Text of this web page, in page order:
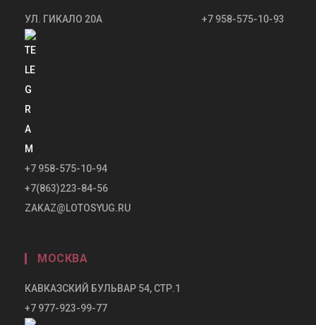
УЛ. ГИКАЛО 20А +7 958-575-10-93
+7 958-575-10-94
+7(863)223-84-56
ZAKAZ@LOTOSYUG.RU
МОСКВА
КАВКАЗСКИЙ БУЛЬВАР 54, СТР.1
+7 977-923-99-77